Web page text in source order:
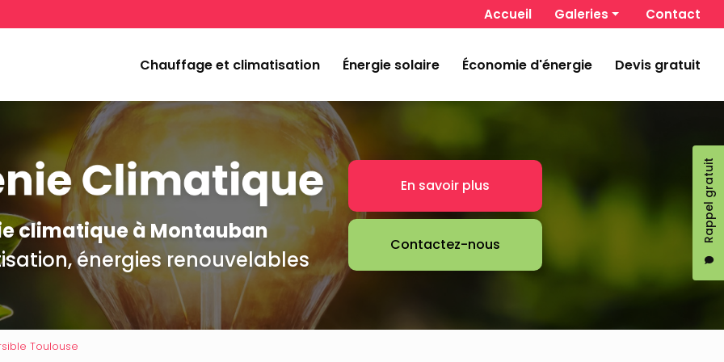
Rappel gratuit
Accueil
Galeries
Énergie solaire
Contact
Chauffage et climatisation
Énergie solaire Économie d'énergie Devis gratuit
climatique à Montauban
énergies renouvelables
En savoir plus
Contactez-nous
Toulouse